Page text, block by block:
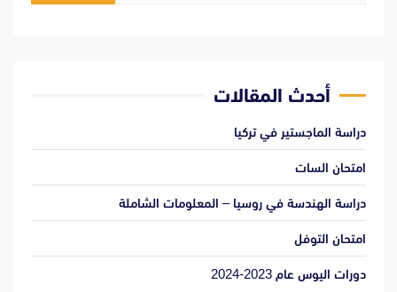
أحدث المقالات
دراسة الماجستير في تركيا
امتحان السات
دراسة الهندسة في روسيا – المعلومات الشاملة
امتحان التوفل
دورات اليوس عام 2023-2024